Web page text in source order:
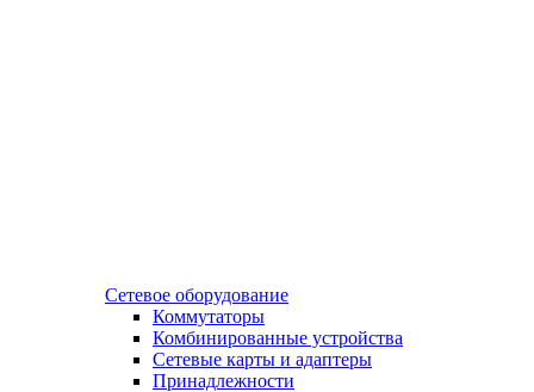
Сетевое оборудование
Коммутаторы
Комбинированные устройства
Сетевые карты и адаптеры
Принадлежности